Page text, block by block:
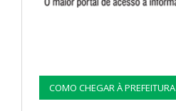
COMO CHEGAR À PREFEITURA